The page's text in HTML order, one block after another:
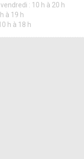
: 10 h à 20 h
à 19 h
h à 18 h